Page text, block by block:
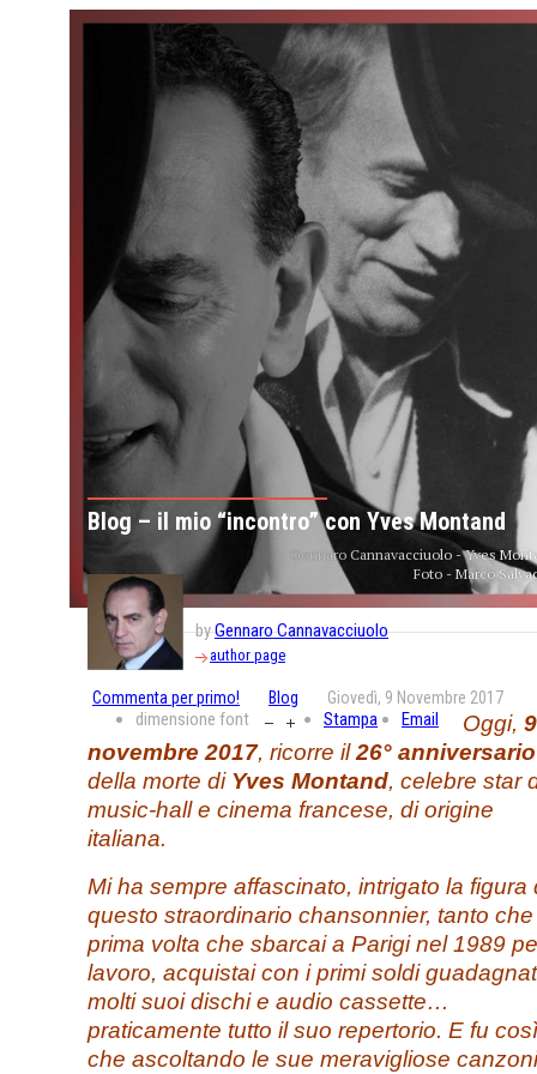
Gennaro Cannavacciuolo - Yves
Foto - Marco
Blog – il mio “incontro” con Yves Montand
byGennaro Cannavacciuolo
author page
Commenta per primo! Blog Giovedì, 9 Novembre 2017
dimensione font Stampa Email Oggi, 9
novembre 2017, ricorre il26° anniversario
della morte di Yves Montand, celebre star
music-hall e cinema francese, di origine
italiana.
Mi ha sempre affascinato, intrigato la figura
questo straordinario chansonnier, tanto
prima volta che sbarcai a Parigi nel 1989
lavoro, acquistai con i primi soldi
molti suoi dischi e audio cassette…
praticamente tutto il suo repertorio. E fu così
che ascoltando le sue meravigliose